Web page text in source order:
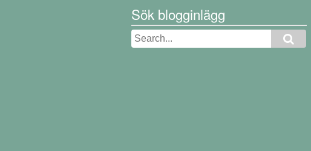
Sök blogginlägg